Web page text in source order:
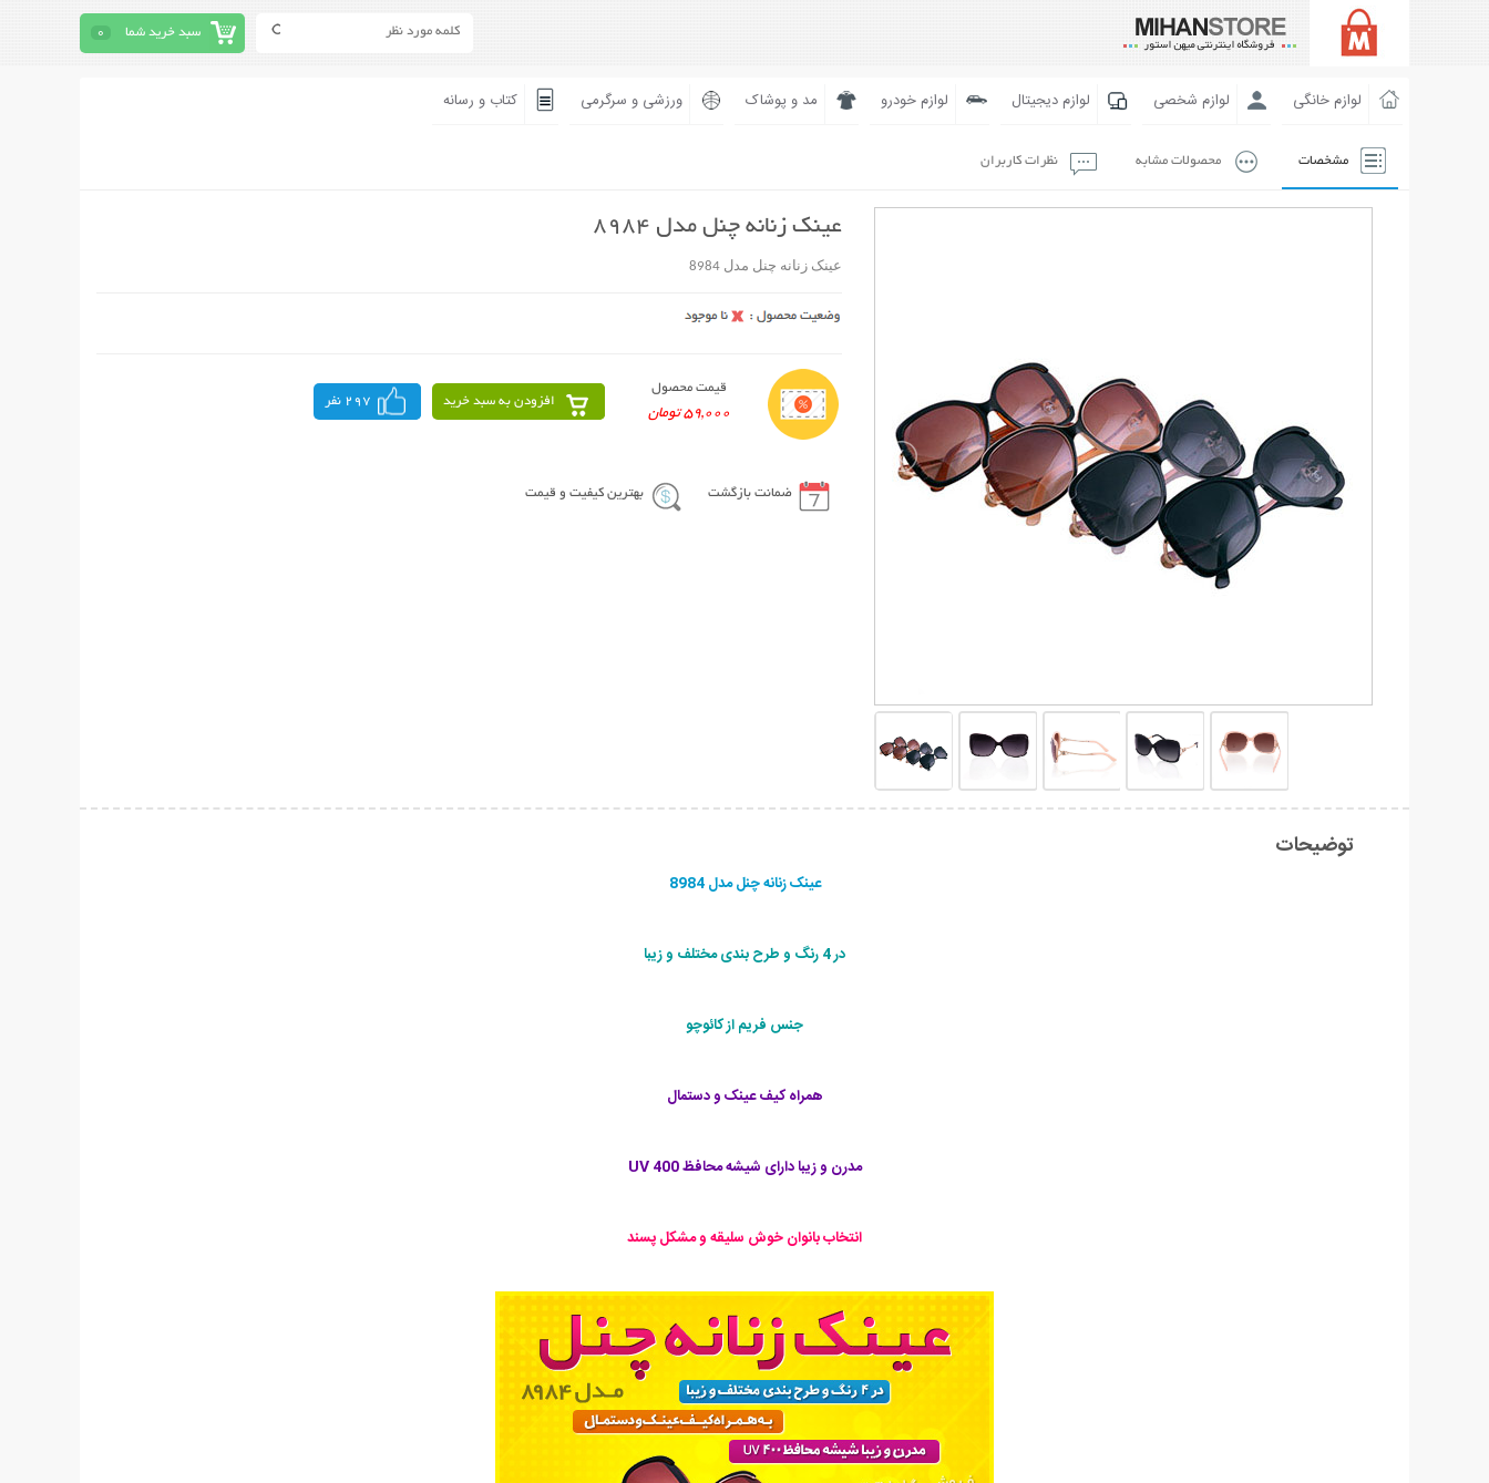
سبد خرید شما 0
لوازم خانگی لوازم شخصی لوازم دیجیتال لوازم خودرو مد و پوشاک ورزشی و سرگرمی کتاب و رسانه
مشخصات محصولات مشابه نظرات کاربران
عینک زنانه چنل مدل 8984
عینک زنانه چنل مدل 8984
قیمت محصول
59,000 تومان
افزودن به سبد خرید 297 نفر
ضمانت بازگشت بهترین کیفیت و قیمت
توضیحات
عینک زنانه چنل مدل 8984
در 4 رنگ و طرح بندی مختلف و زیبا
جنس فریم از کائوچو
همراه کیف عینک و دستمال
مدرن و زیبا دارای شیشه محافظ 400 UV
انتخاب بانوان خوش سلیقه و مشکل پسند